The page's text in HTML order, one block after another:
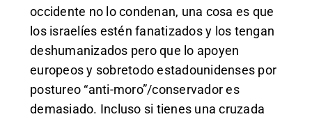
occidente no lo condenan, una cosa es que
los israelíes estén fanatizados y los tengan
deshumanizados pero que lo apoyen
europeos y sobretodo estadounidenses por
postureo “anti-moro”/conservador es
demasiado. Incluso si tienes una cruzada